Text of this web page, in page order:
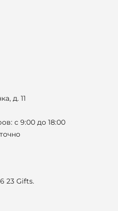
д. 11
с 9:00 до 18:00
23 Gifts.